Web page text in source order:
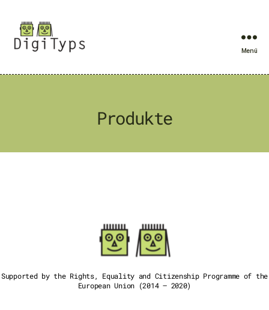
Menü
Produkte
Supported by the Rights, Equality and Citizenship Programme of the
European Union (2014 – 2020)